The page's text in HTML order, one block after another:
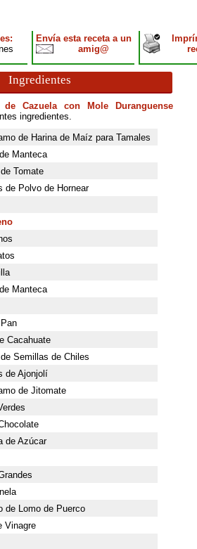
Envía esta receta a un
amig@
Ingredientes
de Cazuela con Mole Duranguense
ingredientes.
de Harina de Maíz para Tamales
Manteca
Tomate
de Polvo de Hornear
Manteca
Cacahuate
Semillas de Chiles
de Ajonjolí
de Jitomate
de Azúcar
de Lomo de Puerco
Vinagre